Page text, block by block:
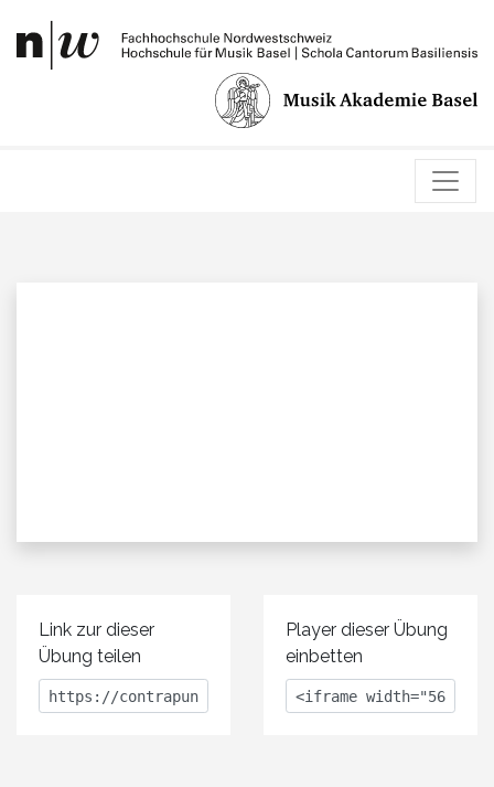
Link zur dieser
Übung teilen
Player dieser Übung
einbetten